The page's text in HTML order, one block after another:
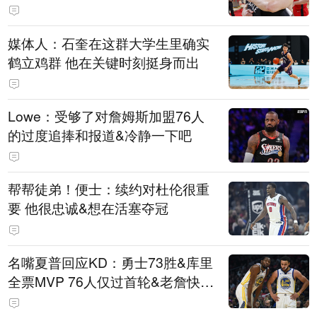
媒体人：石奎在这群大学生里确实
鹤立鸡群 他在关键时刻挺身而出
Lowe：受够了对詹姆斯加盟76人
的过度追捧和报道&冷静一下吧
帮帮徒弟！便士：续约对杜伦很重
要 他很忠诚&想在活塞夺冠
名嘴夏普回应KD：勇士73胜&库里
全票MVP 76人仅过首轮&老詹快42
了